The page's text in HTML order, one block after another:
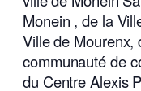
Monein , de la
Ville de Mourenx,
communauté de
du Centre Alexis